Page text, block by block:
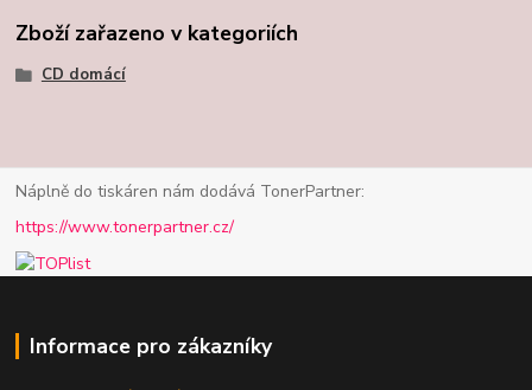
Zboží zařazeno v kategoriích
CD domácí
Náplně do tiskáren nám dodává TonerPartner:
https://www.tonerpartner.cz/
Informace pro zákazníky